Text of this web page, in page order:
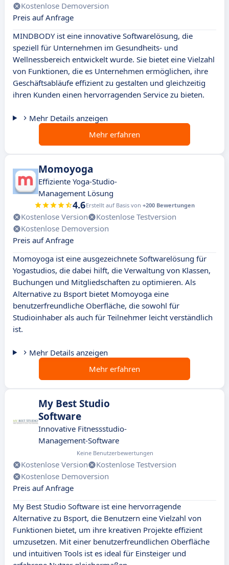
Kostenlose Demoversion
Preis auf Anfrage
MINDBODY ist eine innovative Softwarelösung, die
speziell für Unternehmen im Gesundheits- und
Wellnessbereich entwickelt wurde. Sie bietet eine Vielzahl
von Funktionen, die es Unternehmen ermöglichen, ihre
Geschäftsabläufe effizient zu gestalten und gleichzeitig
ihren Kunden einen hervorragenden Service zu bieten.
Mehr Details anzeigen
Mehr erfahren
Momoyoga
Effiziente Yoga-Studio-
Management Lösung
4.6Erstellt auf Basis von +200 Bewertungen
Kostenlose Version
Kostenlose Testversion
Kostenlose Demoversion
Preis auf Anfrage
Momoyoga ist eine ausgezeichnete Softwarelösung für
Yogastudios, die dabei hilft, die Verwaltung von Klassen,
Buchungen und Mitgliedschaften zu optimieren. Als
Alternative zu Bsport bietet Momoyoga eine
benutzerfreundliche Oberfläche, die sowohl für
Studioinhaber als auch für Teilnehmer leicht verständlich
ist.
Mehr Details anzeigen
Mehr erfahren
My Best Studio
Software
Innovative Fitnessstudio-
Management-Software
Keine Benutzerbewertungen
Kostenlose Version
Kostenlose Testversion
Kostenlose Demoversion
Preis auf Anfrage
My Best Studio Software ist eine hervorragende
Alternative zu Bsport, die Benutzern eine Vielzahl von
Funktionen bietet, um ihre kreativen Projekte effizient
umzusetzen. Mit einer benutzerfreundlichen Oberfläche
und intuitiven Tools ist es ideal für Einsteiger und